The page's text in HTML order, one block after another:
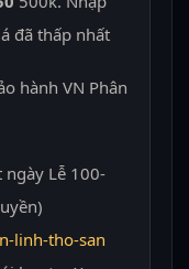
đã thấp nhất
hành VN Phân
Lễ 100-
linh-tho-san